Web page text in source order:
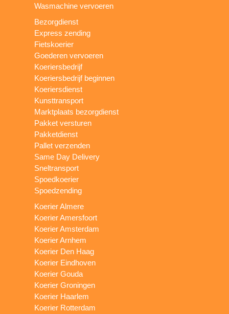
Wasmachine vervoeren
Bezorgdienst
Express zending
Fietskoerier
Goederen vervoeren
Koeriersbedrijf
Koeriersbedrijf beginnen
Koeriersdienst
Kunsttransport
Marktplaats bezorgdienst
Pakket versturen
Pakketdienst
Pallet verzenden
Same Day Delivery
Sneltransport
Spoedkoerier
Spoedzending
Koerier Almere
Koerier Amersfoort
Koerier Amsterdam
Koerier Arnhem
Koerier Den Haag
Koerier Eindhoven
Koerier Gouda
Koerier Groningen
Koerier Haarlem
Koerier Rotterdam